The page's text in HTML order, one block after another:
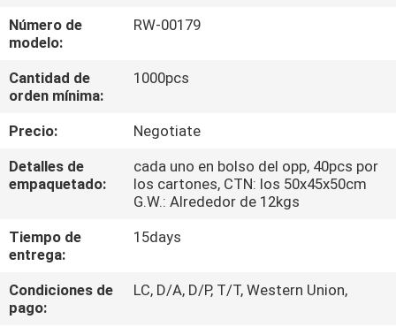
CONTROL
DE
CALIDAD
MAPA
DEL
SITIO
PRIVACY
POLICY
Número de
modelo:
RW-00179
Cantidad de
orden mínima:
1000pcs
Precio:
Negotiate
Detalles de
empaquetado:
cada uno en bolso del opp, 40pcs por
los cartones, CTN: los 50x45x50cm
G.W.: Alrededor de 12kgs
Tiempo de
entrega:
15days
Condiciones de
pago:
LC, D/A, D/P, T/T, Western Union,